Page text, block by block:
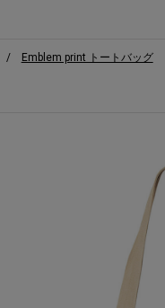
Emblem print トートバッグ